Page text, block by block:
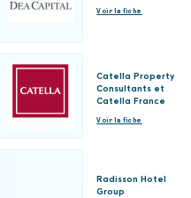
Voir la fiche
Catella Property
Consultants et
Catella France
Voir la fiche
Radisson Hotel
Group